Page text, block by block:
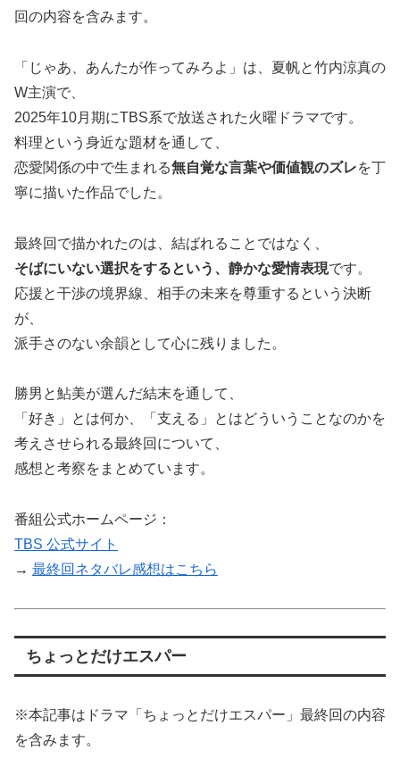
回の内容を含みます。
「じゃあ、あんたが作ってみろよ」は、夏帆と竹内涼真の
W主演で、
2025年10月期にTBS系で放送された火曜ドラマです。
料理という身近な題材を通して、
恋愛関係の中で生まれる無自覚な言葉や価値観のズレを丁
寧に描いた作品でした。
最終回で描かれたのは、結ばれることではなく、
そばにいない選択をするという、静かな愛情表現です。
応援と干渉の境界線、相手の未来を尊重するという決断
が、
派手さのない余韻として心に残りました。
勝男と鮎美が選んだ結末を通して、
「好き」とは何か、「支える」とはどういうことなのかを
考えさせられる最終回について、
感想と考察をまとめています。
番組公式ホームページ：
TBS 公式サイト
→ 最終回ネタバレ感想はこちら
ちょっとだけエスパー
※本記事はドラマ「ちょっとだけエスパー」最終回の内容
を含みます。